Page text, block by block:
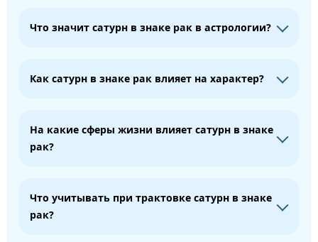
Что значит сатурн в знаке рак в астрологии?
Как сатурн в знаке рак влияет на характер?
На какие сферы жизни влияет сатурн в знаке
рак?
Что учитывать при трактовке сатурн в знаке
рак?